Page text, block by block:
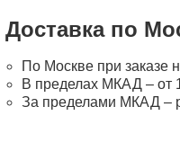
Доставка по
По Москве при заказе
В пределах МКАД – от
За пределами МКАД –